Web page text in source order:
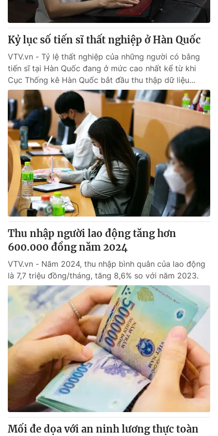
Giấy phép hoạt động báo in và báo điện tử số 483/GP-BTTTT
cấp ngày 29/12/2023
Tổng Biên tập:Vũ Thanh Thủy
Phó Tổng Biên tập:Nguyễn Thị Mỹ Hạnh, Phạm Quốc Thắng,
Nguyễn Trọng Ninh
Tổng đài VTV:024.38 355 931 - 024.38 355 932
Ðiện thoại Thời báo VTV:024.66 897 897
Email:toasoan@vtv.vn
Liên hệ quảng cáo:
024-7300.7108
® Cấm sao chép dưới mọi hình thức nếu không có sự chấp
thuận bằng văn bản. Ghi rõ nguồn VTV.vn khi phát hành lại
thông tin từ website này.
Kỷ lục số tiến sĩ thất nghiệp ở Hàn Quốc
VTV.vn - Tỷ lệ thất nghiệp của những người có bằng
tiến sĩ tại Hàn Quốc đang ở mức cao nhất kể từ khi
Cục Thống kê Hàn Quốc bắt đầu thu thập dữ liệu...
Thu nhập người lao động tăng hơn
600.000 đồng năm 2024
VTV.vn - Năm 2024, thu nhập bình quân của lao động
là 7,7 triệu đồng/tháng, tăng 8,6% so với năm 2023.
Mối đe dọa với an ninh lương thực toàn